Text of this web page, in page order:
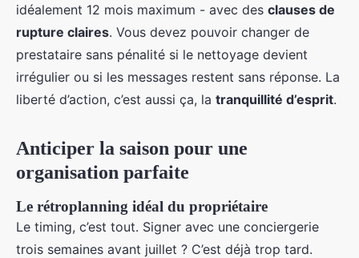
idéalement 12 mois maximum - avec des clauses de
rupture claires. Vous devez pouvoir changer de
prestataire sans pénalité si le nettoyage devient
irrégulier ou si les messages restent sans réponse. La
liberté d’action, c’est aussi ça, la tranquillité d’esprit.
Anticiper la saison pour une
organisation parfaite
Le rétroplanning idéal du propriétaire
Le timing, c’est tout. Signer avec une conciergerie
trois semaines avant juillet ? C’est déjà trop tard.